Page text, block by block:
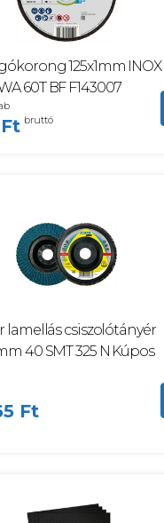
125x1mm INOX
60T BF F143007
bruttó
lamellás csiszolótányér
40 SMT 325 N Kúpos
Ft